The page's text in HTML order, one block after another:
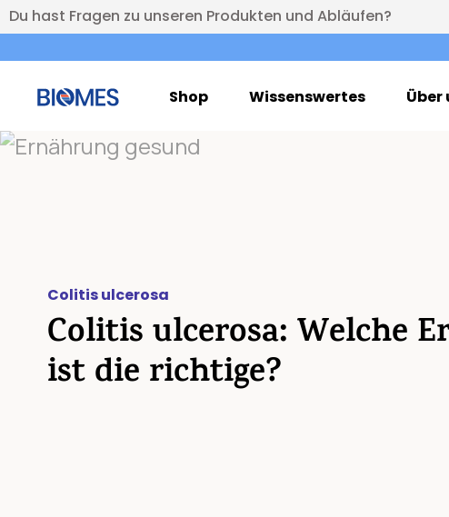
Du hast Fragen zu unseren Produkten und Abläufen?
Shop Wissenswertes Über
Colitis ulcerosa
Colitis ulcerosa: Welche
ist die richtige?